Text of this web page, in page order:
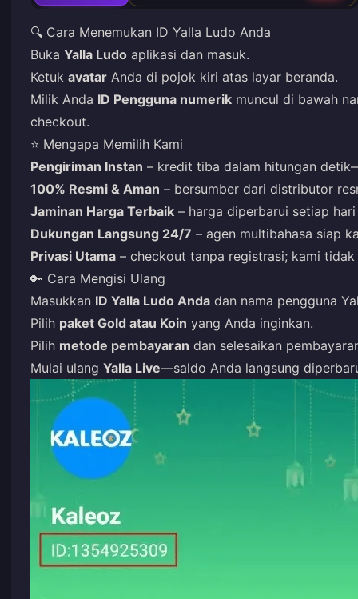
🔍 Cara Menemukan ID Yalla Ludo Anda
Buka Yalla Ludo aplikasi dan masuk.
Ketuk avatar Anda di pojok kiri atas layar beranda.
Milik Anda ID Pengguna numerik muncul di bawah
checkout.
⭐ Mengapa Memilih Kami
Pengiriman Instan – kredit tiba dalam hitungan
100% Resmi & Aman – bersumber dari distributor
Jaminan Harga Terbaik – harga diperbarui setiap
Dukungan Langsung 24/7 – agen multibahasa siap
Privasi Utama – checkout tanpa registrasi; kami
🔑 Cara Mengisi Ulang
Masukkan ID Yalla Ludo Anda dan nama pengguna
Pilih paket Gold atau Koin yang Anda inginkan.
Pilih metode pembayaran dan selesaikan
Mulai ulang Yalla Live—saldo Anda langsung